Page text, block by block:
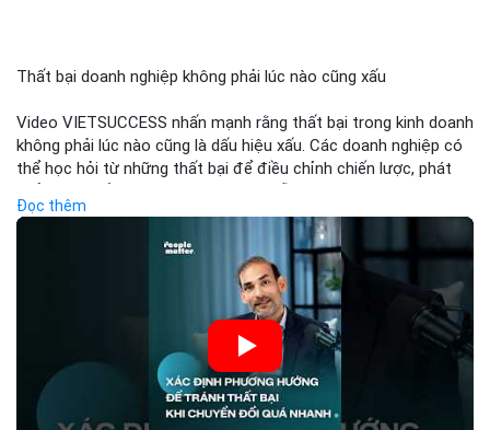
Thất bại doanh nghiệp không phải lúc nào cũng xấu
Video VIETSUCCESS nhấn mạnh rằng thất bại trong kinh doanh
không phải lúc nào cũng là dấu hiệu xấu. Các doanh nghiệp có
thể học hỏi từ những thất bại để điều chỉnh chiến lược, phát
lĩnh vực tài chính và crypto, hiểu rõ nguyên nhân thất bại giúp
quản lý rủi ro hiệu quả và tránh lặp lại sai lầm. Điều này đặc biệt
quan trọng khi áp dụng vào các mô hình kinh doanh mới hoặc
🎥 Xem video trực tiếp tại:
Nguồn: VIETSUCCESS
Đọc thêm